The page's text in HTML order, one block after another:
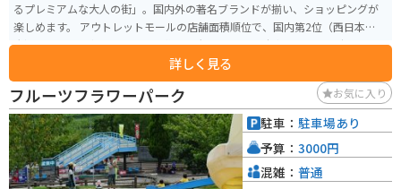
るプレミアムな大人の街」。国内外の著名ブランドが揃い、ショッピングが
楽しめます。 アウトレットモールの店舗面積順位で、国内第2位（西日本最
大）です。山の中にあるので、敷地は大きいです。 駐車場はとても広いです
が土日の夕方は出る時に混みます。詳しく見る
フルーツフラワーパーク お気に入り
駐車： 駐車場あり
予算： 3000円
混雑： 普通